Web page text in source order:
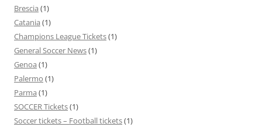
Brescia (1)
Catania (1)
Champions League Tickets(1)
General Soccer News(1)
Genoa (1)
Palermo (1)
Parma (1)
SOCCER Tickets(1)
Soccer tickets – Football tickets(1)